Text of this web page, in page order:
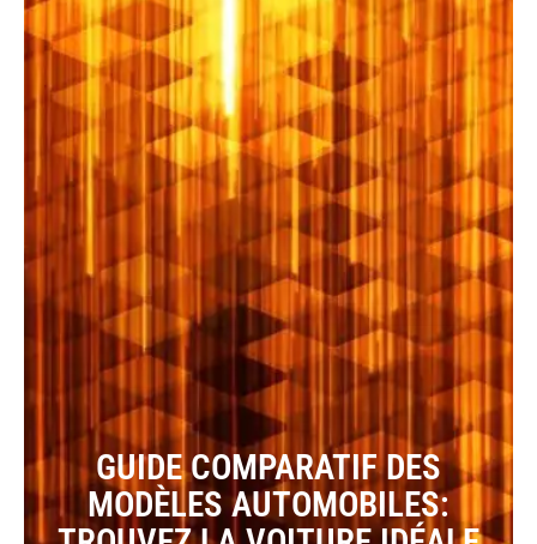
GUIDE COMPARATIF DES
MODÈLES AUTOMOBILES: